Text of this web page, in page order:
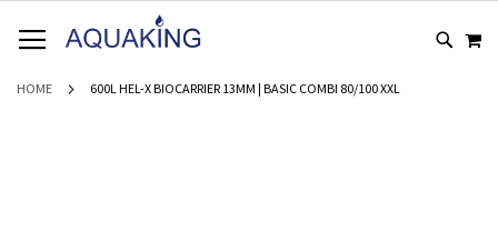
NAAR
DE
HOME 600L HEL-X BIOCARRIER 13MM | BASIC COMBI 80/100 XXL